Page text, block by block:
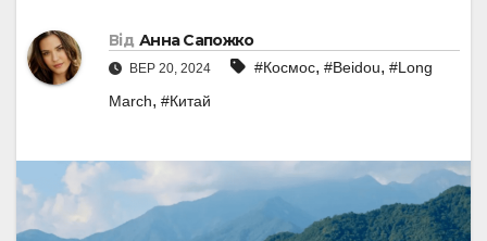
Від Анна Сапожко
ВЕР 20, 2024 #Космос, #Beidou, #Long
March, #Китай